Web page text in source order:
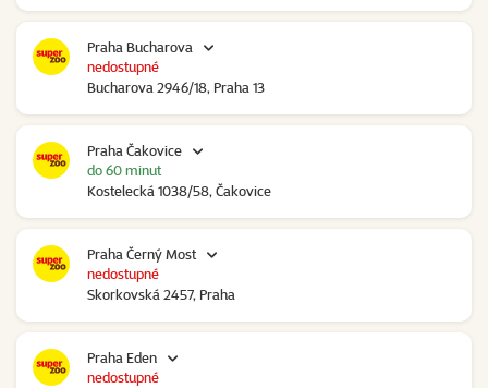
Praha Bucharova
Bucharova 2946/18, Praha 13
nedostupné
Praha Čakovice
Kostelecká 1038/58, Čakovice
do 60 minut
Praha Černý Most
Skorkovská 2457, Praha
nedostupné
Praha Eden
nedostupné